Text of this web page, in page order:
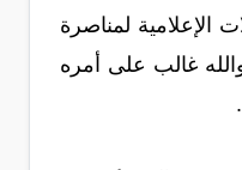
الإعلامية لمناصرة
غالب على أمره